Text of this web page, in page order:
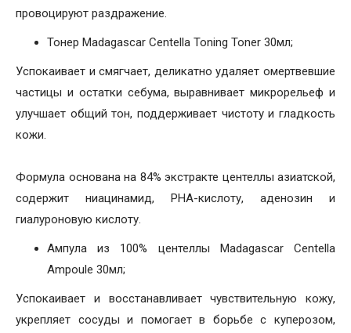
провоцируют раздражение.
Тонер Madagascar Centella Toning Toner 30мл;
Успокаивает и смягчает, деликатно удаляет омертвевшие
частицы и остатки себума, выравнивает микрорельеф и
улучшает общий тон, поддерживает чистоту и гладкость
кожи.
Формула основана на 84% экстракте центеллы азиатской,
содержит ниацинамид, PHA-кислоту, аденозин и
гиалуроновую кислоту.
Ампула из 100% центеллы Madagascar Centella
Ampoule 30мл;
Успокаивает и восстанавливает чувствительную кожу,
укрепляет сосуды и помогает в борьбе с куперозом,